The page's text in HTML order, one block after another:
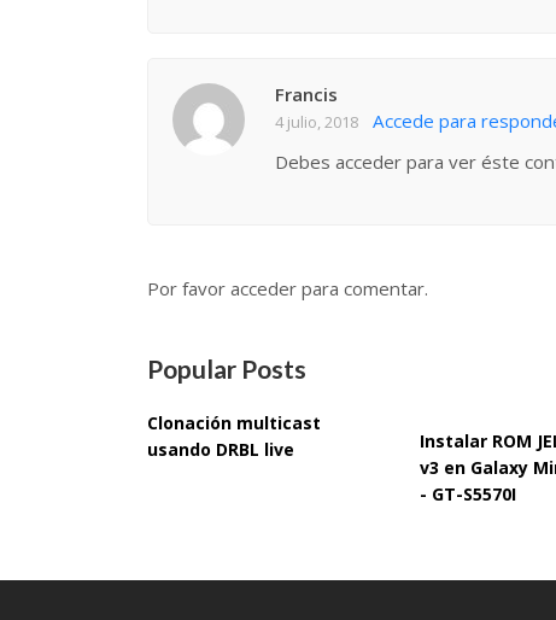
Francis
4 julio, 2018
Accede para
Debes acceder para ver éste
Por favor acceder para comentar.
Popular Posts
Clonación multicast
usando DRBL live
Instalar ROM
v3 en Galaxy
- GT-S5570I